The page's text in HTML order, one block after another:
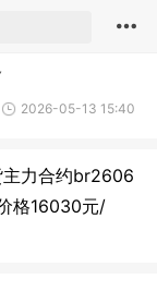
2026-05-13 15:40
力合约br2606
格16030元/